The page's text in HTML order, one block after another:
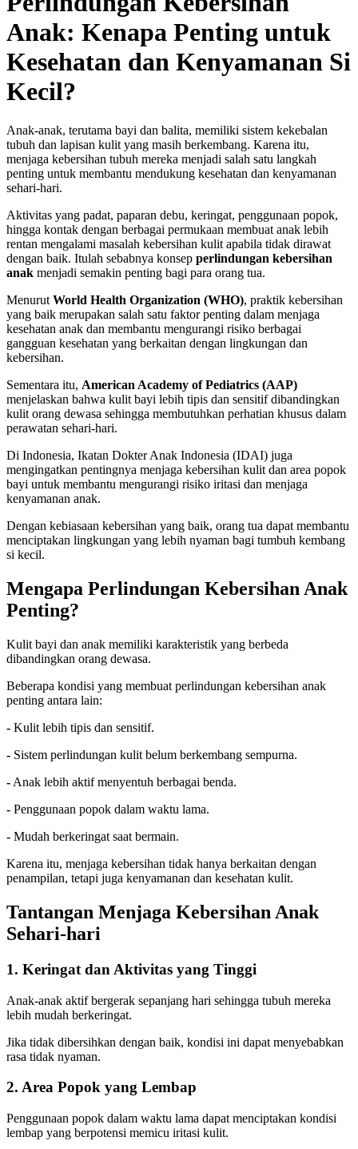
Anak: Kenapa Penting untuk
Kesehatan dan Kenyamanan Si
Kecil?
Anak-anak, terutama bayi dan balita, memiliki sistem kekebalan
tubuh dan lapisan kulit yang masih berkembang. Karena itu,
menjaga kebersihan tubuh mereka menjadi salah satu langkah
penting untuk membantu mendukung kesehatan dan kenyamanan
sehari-hari.
Aktivitas yang padat, paparan debu, keringat, penggunaan popok,
hingga kontak dengan berbagai permukaan membuat anak lebih
rentan mengalami masalah kebersihan kulit apabila tidak dirawat
dengan baik. Itulah sebabnya konsep perlindungan kebersihan
anak menjadi semakin penting bagi para orang tua.
Menurut World Health Organization (WHO), praktik kebersihan
yang baik merupakan salah satu faktor penting dalam menjaga
kesehatan anak dan membantu mengurangi risiko berbagai
gangguan kesehatan yang berkaitan dengan lingkungan dan
kebersihan.
Sementara itu, American Academy of Pediatrics (AAP)
menjelaskan bahwa kulit bayi lebih tipis dan sensitif dibandingkan
kulit orang dewasa sehingga membutuhkan perhatian khusus dalam
perawatan sehari-hari.
Di Indonesia, Ikatan Dokter Anak Indonesia (IDAI) juga
mengingatkan pentingnya menjaga kebersihan kulit dan area popok
bayi untuk membantu mengurangi risiko iritasi dan menjaga
kenyamanan anak.
Dengan kebiasaan kebersihan yang baik, orang tua dapat membantu
menciptakan lingkungan yang lebih nyaman bagi tumbuh kembang
si kecil.
Mengapa Perlindungan Kebersihan Anak
Penting?
Kulit bayi dan anak memiliki karakteristik yang berbeda
dibandingkan orang dewasa.
Beberapa kondisi yang membuat perlindungan kebersihan anak
penting antara lain:
- Kulit lebih tipis dan sensitif.
- Sistem perlindungan kulit belum berkembang sempurna.
- Anak lebih aktif menyentuh berbagai benda.
- Penggunaan popok dalam waktu lama.
- Mudah berkeringat saat bermain.
Karena itu, menjaga kebersihan tidak hanya berkaitan dengan
penampilan, tetapi juga kenyamanan dan kesehatan kulit.
Tantangan Menjaga Kebersihan Anak
Sehari-hari
1. Keringat dan Aktivitas yang Tinggi
Anak-anak aktif bergerak sepanjang hari sehingga tubuh mereka
lebih mudah berkeringat.
Jika tidak dibersihkan dengan baik, kondisi ini dapat menyebabkan
rasa tidak nyaman.
2. Area Popok yang Lembap
Penggunaan popok dalam waktu lama dapat menciptakan kondisi
lembap yang berpotensi memicu iritasi kulit.